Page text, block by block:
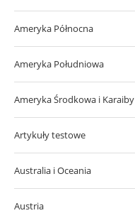
Ameryka Północna
Ameryka Południowa
Ameryka Środkowa i Karaiby
Artykuły testowe
Australia i Oceania
Austria